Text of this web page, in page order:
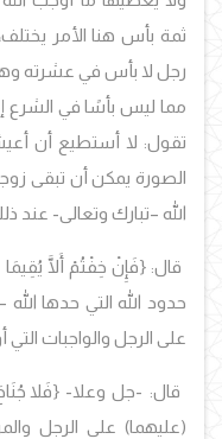
ثمة بأس هنا الأمر
رجل لا بأس في عشرته وهو
مما ليس بأسًا في الشرع إ
تقول: لا أستطيع أن
الصورة يمكن أن تبقى
الله –تبارك وتعالى- عند
قال:{فَإِنْ خِفْتُمْ أَلَّا
حدود الله التي حدها
على الرجل والواجبات التي
قال: -جل وعلا- {فَلا
(عليهما) على الرجل